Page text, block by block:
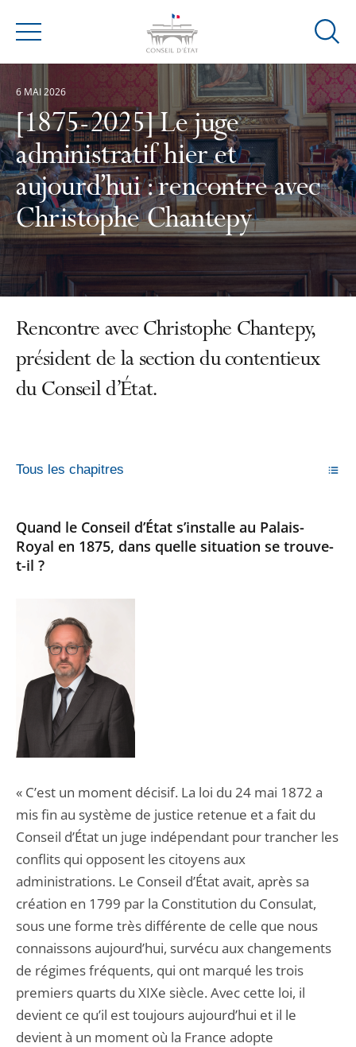
Menu
Ouvrir
de
[1875-2025] Le juge
administratif hier et
aujourd’hui : rencontre avec
Christophe Chantepy
6 MAI 2026
Rencontre avec Christophe Chantepy,
président de la section du contentieux
du Conseil d’État.
Tous les chapitres
Quand le Conseil d’État s’installe au Palais-
Royal en 1875, dans quelle situation se trouve-
t-il ?
« C’est un moment décisif. La loi du 24 mai 1872 a
mis fin au système de justice retenue et a fait du
Conseil d’État un juge indépendant pour trancher les
conflits qui opposent les citoyens aux
administrations. Le Conseil d’État avait, après sa
création en 1799 par la Constitution du Consulat,
sous une forme très différente de celle que nous
connaissons aujourd’hui, survécu aux changements
de régimes fréquents, qui ont marqué les trois
premiers quarts du XIXe siècle. Avec cette loi, il
devient ce qu’il est toujours aujourd’hui et il le
devient à un moment où la France adopte